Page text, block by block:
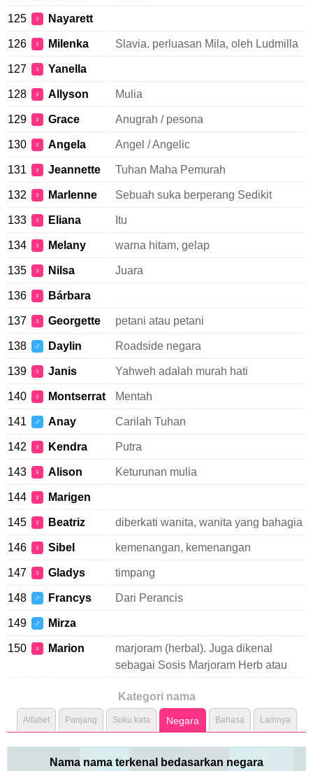
125 ♀ Nayarett
126 ♀ Milenka Slavia. perluasan Mila, oleh Ludmilla
127 ♀ Yanella
128 ♀ Allyson Mulia
129 ♀ Grace Anugrah / pesona
130 ♀ Angela Angel / Angelic
131 ♀ Jeannette Tuhan Maha Pemurah
132 ♀ Marlenne Sebuah suka berperang Sedikit
133 ♀ Eliana Itu
134 ♀ Melany warna hitam, gelap
135 ♀ Nilsa Juara
136 ♀ Bárbara
137 ♀ Georgette petani atau petani
138 ♂ Daylin Roadside negara
139 ♀ Janis Yahweh adalah murah hati
140 ♀ Montserrat Mentah
141 ♂ Anay Carilah Tuhan
142 ♀ Kendra Putra
143 ♀ Alison Keturunan mulia
144 ♀ Marigen
145 ♀ Beatriz diberkati wanita, wanita yang bahagia
146 ♀ Sibel kemenangan, kemenangan
147 ♀ Gladys timpang
148 ♂ Francys Dari Perancis
149 ♂ Mirza
150 ♀ Marion
marjoram (herbal). Juga dikenal
sebagai Sosis Marjoram Herb atau
Kategori nama
Alfabet Panjang Suku kata Negara Bahasa Lainnya
Nama nama terkenal bedasarkan negara